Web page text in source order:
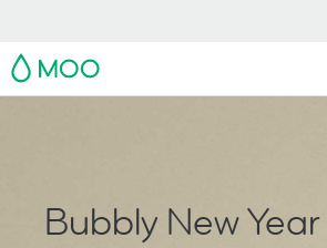
MOO
Bubbly New Year